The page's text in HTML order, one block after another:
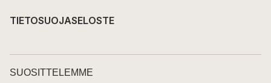
TIETOSUOJASELOSTE
SUOSITTELEMME